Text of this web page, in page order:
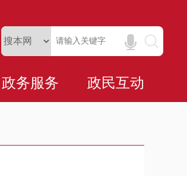
政务服务 政民互动